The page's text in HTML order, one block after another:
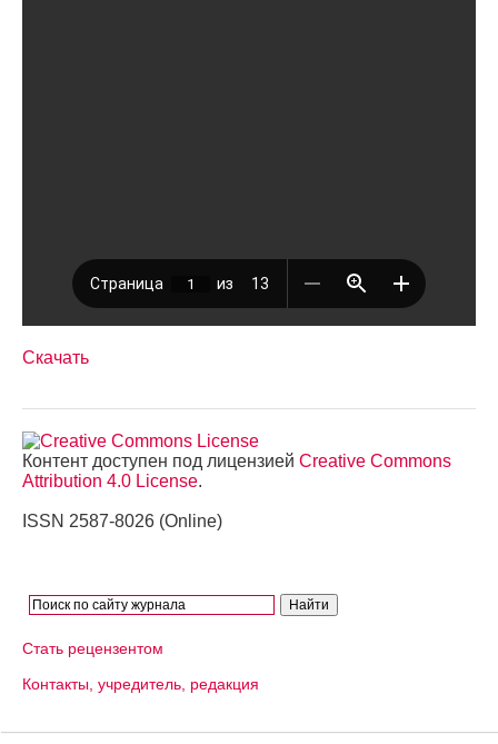
Скачать
Контент доступен под лицензией Creative Commons
Attribution 4.0 License.
ISSN 2587-8026 (Online)
Стать рецензентом
Контакты, учредитель, редакция